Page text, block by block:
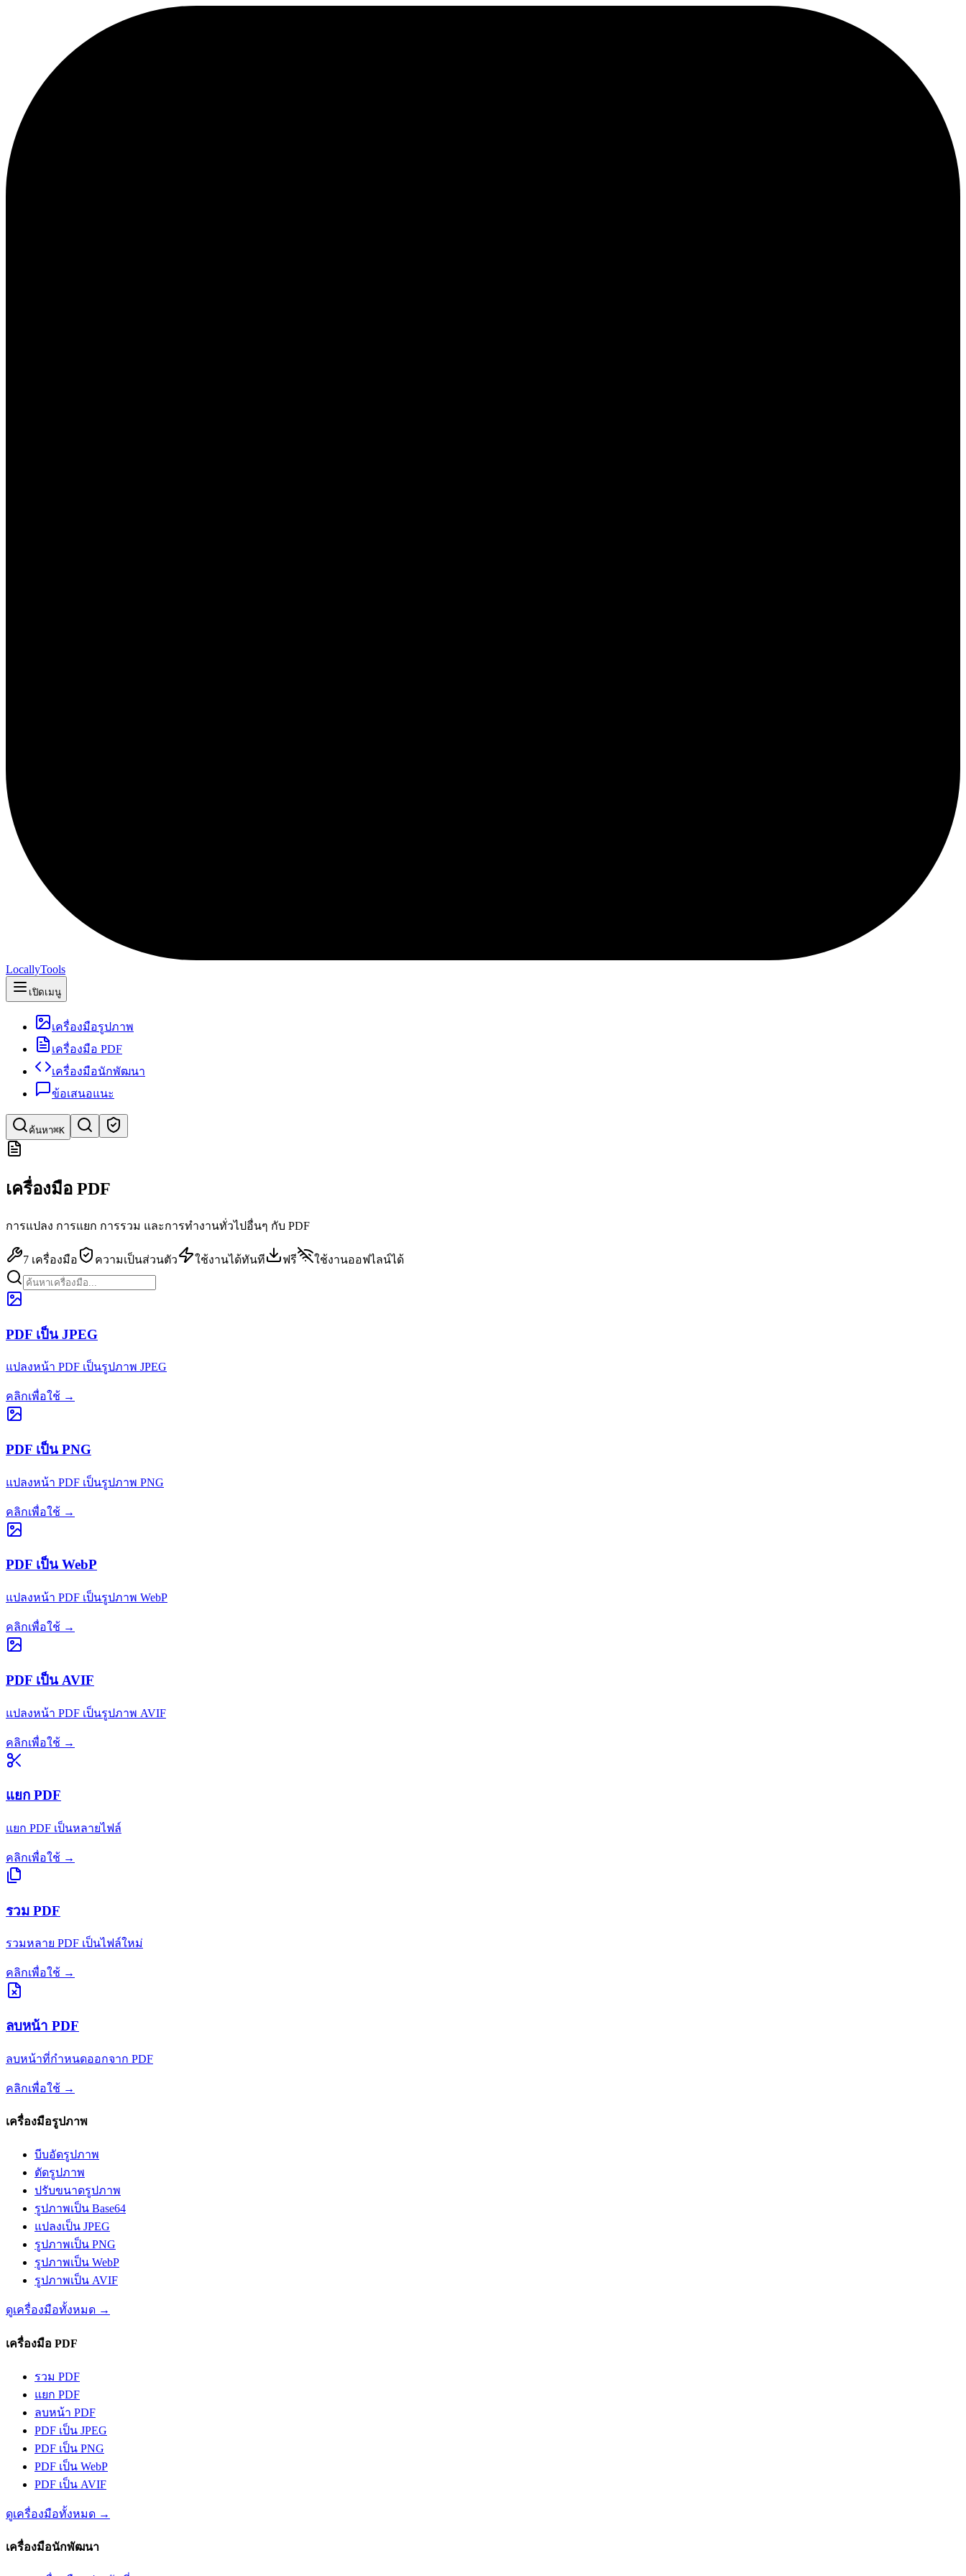
LocallyTools
เปิดเมนู
เครื่องมือรูปภาพ
เครื่องมือ PDF
เครื่องมือนักพัฒนา
ข้อเสนอแนะ
ค้นหา⌘K
เครื่องมือ PDF
การแปลง การแยก การรวม และการทำงานทั่วไปอื่นๆ กับ PDF
7 เครื่องมือ ความเป็นส่วนตัว ใช้งานได้ทันที ฟรี ใช้งานออฟไลน์ได้
PDF เป็น JPEG
แปลงหน้า PDF เป็นรูปภาพ JPEG
คลิกเพื่อใช้ →
PDF เป็น PNG
แปลงหน้า PDF เป็นรูปภาพ PNG
คลิกเพื่อใช้ →
PDF เป็น WebP
แปลงหน้า PDF เป็นรูปภาพ WebP
คลิกเพื่อใช้ →
PDF เป็น AVIF
แปลงหน้า PDF เป็นรูปภาพ AVIF
คลิกเพื่อใช้ →
แยก PDF
แยก PDF เป็นหลายไฟล์
คลิกเพื่อใช้ →
รวม PDF
รวมหลาย PDF เป็นไฟล์ใหม่
คลิกเพื่อใช้ →
ลบหน้า PDF
ลบหน้าที่กำหนดออกจาก PDF
คลิกเพื่อใช้ →
เครื่องมือรูปภาพ
บีบอัดรูปภาพ
ตัดรูปภาพ
ปรับขนาดรูปภาพ
รูปภาพเป็น Base64
แปลงเป็น JPEG
รูปภาพเป็น PNG
รูปภาพเป็น WebP
รูปภาพเป็น AVIF
ดูเครื่องมือทั้งหมด →
เครื่องมือ PDF
รวม PDF
แยก PDF
ลบหน้า PDF
PDF เป็น JPEG
PDF เป็น PNG
PDF เป็น WebP
PDF เป็น AVIF
ดูเครื่องมือทั้งหมด →
เครื่องมือนักพัฒนา